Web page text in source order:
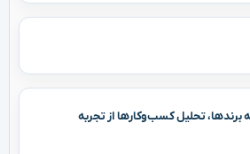
تحلیل کسب‌وکارها از تجربه